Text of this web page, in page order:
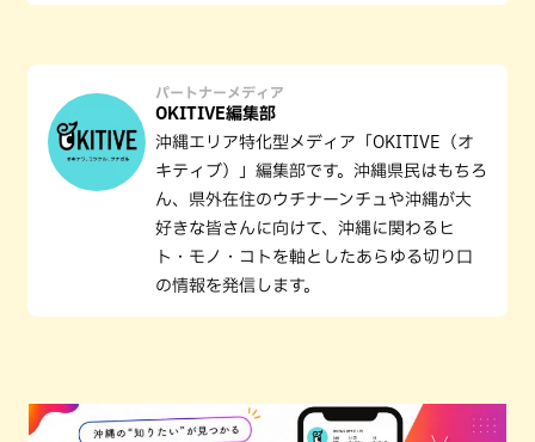
パートナーメディア
OKITIVE編集部
沖縄エリア特化型メディア「OKITIVE（オ
キティブ）」編集部です。沖縄県民はもちろ
ん、県外在住のウチナーンチュや沖縄が大
好きな皆さんに向けて、沖縄に関わるヒ
ト・モノ・コトを軸としたあらゆる切り口
の情報を発信します。